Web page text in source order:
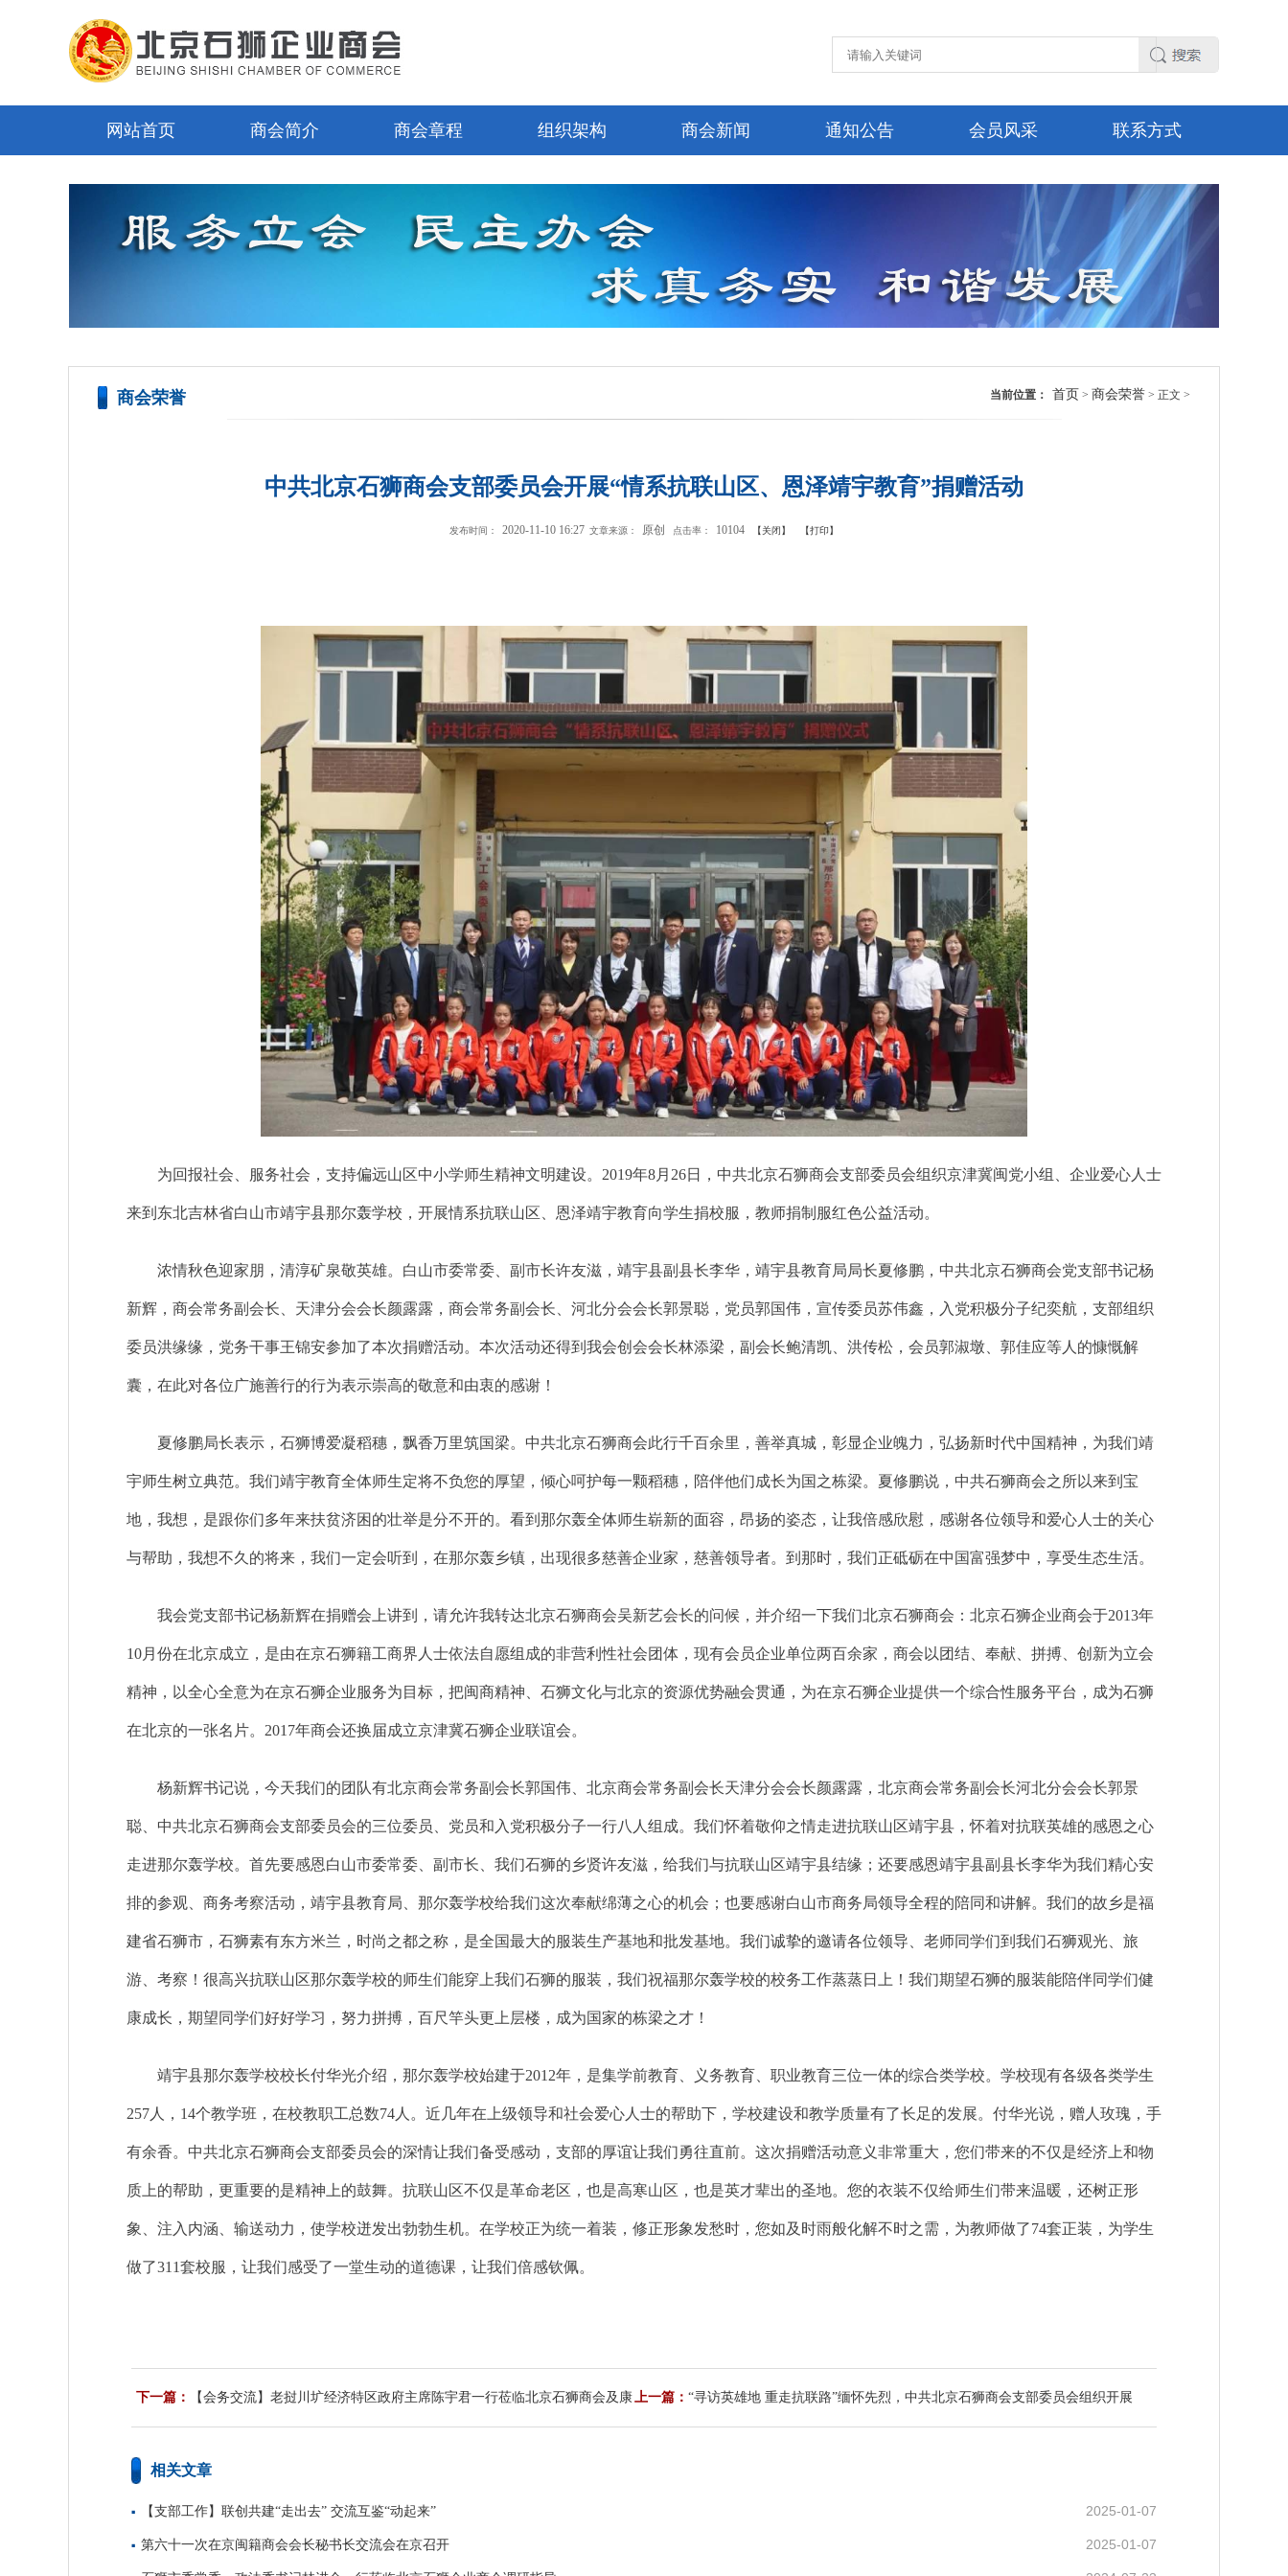
网站首页 商会简介 商会章程 组织架构 商会新闻 通知公告 会员风采 联系方式
商会荣誉 当前位置： 首页 > 商会荣誉 > 正文 >
中共北京石狮商会支部委员会开展“情系抗联山区、恩泽靖宇教育”捐赠活动
发布时间： 2020-11-10 16:27 文章来源： 原创 点击率： 10104 【关闭】 【打印】
为回报社会、服务社会，支持偏远山区中小学师生精神文明建设。2019年8月26日，中共北京石狮商会支部委员会组织京津冀闽党小组、企业爱心人士
来到东北吉林省白山市靖宇县那尔轰学校，开展情系抗联山区、恩泽靖宇教育向学生捐校服，教师捐制服红色公益活动。
浓情秋色迎家朋，清淳矿泉敬英雄。白山市委常委、副市长许友滋，靖宇县副县长李华，靖宇县教育局局长夏修鹏，中共北京石狮商会党支部书记杨
新辉，商会常务副会长、天津分会会长颜露露，商会常务副会长、河北分会会长郭景聪，党员郭国伟，宣传委员苏伟鑫，入党积极分子纪奕航，支部组织
委员洪缘缘，党务干事王锦安参加了本次捐赠活动。本次活动还得到我会创会会长林添梁，副会长鲍清凯、洪传松，会员郭淑墩、郭佳应等人的慷慨解
囊，在此对各位广施善行的行为表示崇高的敬意和由衷的感谢！
夏修鹏局长表示，石狮博爱凝稻穗，飘香万里筑国梁。中共北京石狮商会此行千百余里，善举真城，彰显企业魄力，弘扬新时代中国精神，为我们靖
宇师生树立典范。我们靖宇教育全体师生定将不负您的厚望，倾心呵护每一颗稻穗，陪伴他们成长为国之栋梁。夏修鹏说，中共石狮商会之所以来到宝
地，我想，是跟你们多年来扶贫济困的壮举是分不开的。看到那尔轰全体师生崭新的面容，昂扬的姿态，让我倍感欣慰，感谢各位领导和爱心人士的关心
与帮助，我想不久的将来，我们一定会听到，在那尔轰乡镇，出现很多慈善企业家，慈善领导者。到那时，我们正砥砺在中国富强梦中，享受生态生活。
我会党支部书记杨新辉在捐赠会上讲到，请允许我转达北京石狮商会吴新艺会长的问候，并介绍一下我们北京石狮商会：北京石狮企业商会于2013年
10月份在北京成立，是由在京石狮籍工商界人士依法自愿组成的非营利性社会团体，现有会员企业单位两百余家，商会以团结、奉献、拼搏、创新为立会
精神，以全心全意为在京石狮企业服务为目标，把闽商精神、石狮文化与北京的资源优势融会贯通，为在京石狮企业提供一个综合性服务平台，成为石狮
在北京的一张名片。2017年商会还换届成立京津冀石狮企业联谊会。
杨新辉书记说，今天我们的团队有北京商会常务副会长郭国伟、北京商会常务副会长天津分会会长颜露露，北京商会常务副会长河北分会会长郭景
聪、中共北京石狮商会支部委员会的三位委员、党员和入党积极分子一行八人组成。我们怀着敬仰之情走进抗联山区靖宇县，怀着对抗联英雄的感恩之心
走进那尔轰学校。首先要感恩白山市委常委、副市长、我们石狮的乡贤许友滋，给我们与抗联山区靖宇县结缘；还要感恩靖宇县副县长李华为我们精心安
排的参观、商务考察活动，靖宇县教育局、那尔轰学校给我们这次奉献绵薄之心的机会；也要感谢白山市商务局领导全程的陪同和讲解。我们的故乡是福
建省石狮市，石狮素有东方米兰，时尚之都之称，是全国最大的服装生产基地和批发基地。我们诚挚的邀请各位领导、老师同学们到我们石狮观光、旅
游、考察！很高兴抗联山区那尔轰学校的师生们能穿上我们石狮的服装，我们祝福那尔轰学校的校务工作蒸蒸日上！我们期望石狮的服装能陪伴同学们健
康成长，期望同学们好好学习，努力拼搏，百尺竿头更上层楼，成为国家的栋梁之才！
靖宇县那尔轰学校校长付华光介绍，那尔轰学校始建于2012年，是集学前教育、义务教育、职业教育三位一体的综合类学校。学校现有各级各类学生
257人，14个教学班，在校教职工总数74人。近几年在上级领导和社会爱心人士的帮助下，学校建设和教学质量有了长足的发展。付华光说，赠人玫瑰，手
有余香。中共北京石狮商会支部委员会的深情让我们备受感动，支部的厚谊让我们勇往直前。这次捐赠活动意义非常重大，您们带来的不仅是经济上和物
质上的帮助，更重要的是精神上的鼓舞。抗联山区不仅是革命老区，也是高寒山区，也是英才辈出的圣地。您的衣装不仅给师生们带来温暖，还树正形
象、注入内涵、输送动力，使学校迸发出勃勃生机。在学校正为统一着装，修正形象发愁时，您如及时雨般化解不时之需，为教师做了74套正装，为学生
做了311套校服，让我们感受了一堂生动的道德课，让我们倍感钦佩。
下一篇： 【会务交流】老挝川圹经济特区政府主席陈宇君一行莅临北京石狮商会及康 上一篇： “寻访英雄地 重走抗联路”缅怀先烈，中共北京石狮商会支部委员会组织开展
相关文章
【支部工作】联创共建“走出去” 交流互鉴“动起来” 2025-01-07
第六十一次在京闽籍商会会长秘书长交流会在京召开 2025-01-07